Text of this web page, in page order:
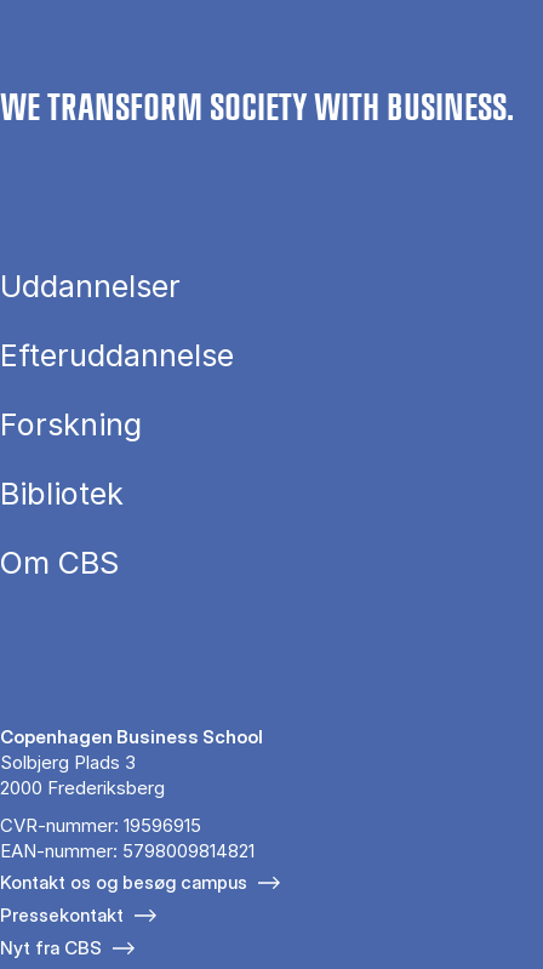
WE TRANSFORM SOCIETY WITH BUSINESS.
Uddannelser
Efteruddannelse
Forskning
Bibliotek
Om CBS
Copenhagen Business School
Solbjerg Plads 3
2000 Frederiksberg
CVR-nummer: 19596915
EAN-nummer: 5798009814821
Kontakt os og besøg campus
Pressekontakt
Nyt fra CBS